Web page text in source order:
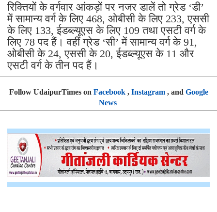
रिक्तियों के वर्गवार आंकड़ों पर नजर डालें तो ग्रेड ‘डी’
में सामान्य वर्ग के लिए 468, ओबीसी के लिए 233, एससी
के लिए 133, ईडब्ल्यूएस के लिए 109 तथा एसटी वर्ग के
लिए 78 पद हैं। वहीं ग्रेड ‘सी’ में सामान्य वर्ग के 91,
ओबीसी के 24, एससी के 20, ईडब्ल्यूएस के 11 और
एसटी वर्ग के तीन पद हैं।
Follow UdaipurTimes on Facebook, Instagram, and Google
News